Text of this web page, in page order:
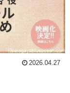
2026.04.27